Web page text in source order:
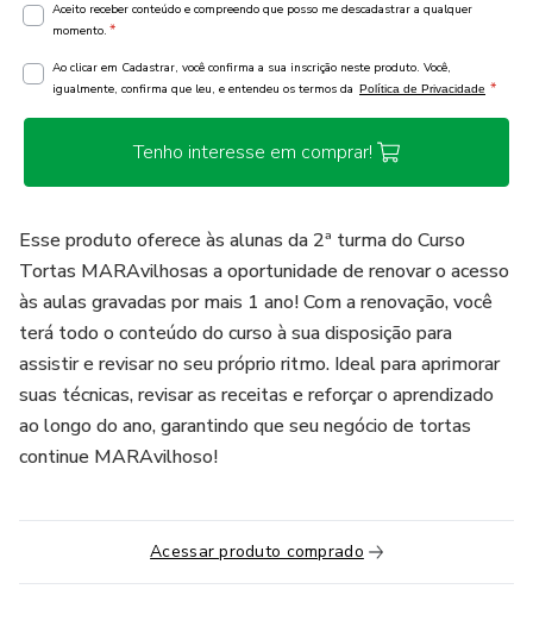
Aceito receber conteúdo e compreendo que posso me descadastrar a qualquer
momento. *
Ao clicar em Cadastrar, você confirma a sua inscrição neste produto. Você,
igualmente, confirma que leu, e entendeu os termos da Política de Privacidade *
Tenho interesse em comprar!
Esse produto oferece às alunas da 2ª turma do Curso
Tortas MARAvilhosas a oportunidade de renovar o acesso
às aulas gravadas por mais 1 ano! Com a renovação, você
terá todo o conteúdo do curso à sua disposição para
assistir e revisar no seu próprio ritmo. Ideal para aprimorar
suas técnicas, revisar as receitas e reforçar o aprendizado
ao longo do ano, garantindo que seu negócio de tortas
continue MARAvilhoso!
Acessar produto comprado